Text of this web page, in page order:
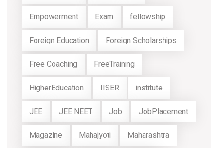
Empowerment Exam fellowship
Foreign Education Foreign Scholarships
Free Coaching FreeTraining
HigherEducation IISER institute
JEE JEE NEET Job JobPlacement
Magazine Mahajyoti Maharashtra